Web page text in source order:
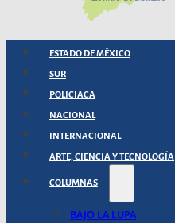
ESTADO DE MÉXICO
SUR
POLICIACA
NACIONAL
INTERNACIONAL
ARTE, CIENCIA Y TECNOLOGÍA
COLUMNAS
BAJO LA LUPA